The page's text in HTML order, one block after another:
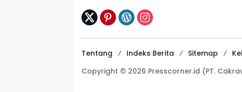
Tentang Indeks Berita Sitemap
Copyright © 2026 Presscorner.id (PT.